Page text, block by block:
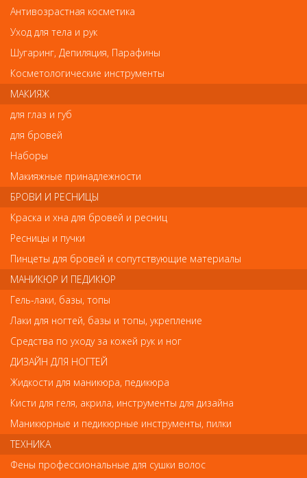
Покрытие: Позолоченные
Размер: 10 см
Материал: Инструментальная сталь
Код: 8475243
Отзывы
Ваш отзыв станет первым
Напишите свой отзыв
Комментарий
Имя
Код
Обратите внимание
Внешний вид товара «NS-1/3-HG(CVD) Metzger Ножницы
ногтевые» может отличаться от фотографий на сайте.
Антивозрастная косметика
Уход для тела и рук
Шугаринг, Депиляция, Парафины
Косметологические инструменты
МАКИЯЖ
для глаз и губ
для бровей
Наборы
Макияжные принадлежности
БРОВИ И РЕСНИЦЫ
Краска и хна для бровей и ресниц
Ресницы и пучки
Пинцеты для бровей и сопутствующие материалы
МАНИКЮР И ПЕДИКЮР
Гель-лаки, базы, топы
Лаки для ногтей, базы и топы, укрепление
Средства по уходу за кожей рук и ног
ДИЗАЙН ДЛЯ НОГТЕЙ
Жидкости для маникюра, педикюра
Кисти для геля, акрила, инструменты для дизайна
Маникюрные и педикюрные инструменты, пилки
ТЕХНИКА
Фены профессиональные для сушки волос